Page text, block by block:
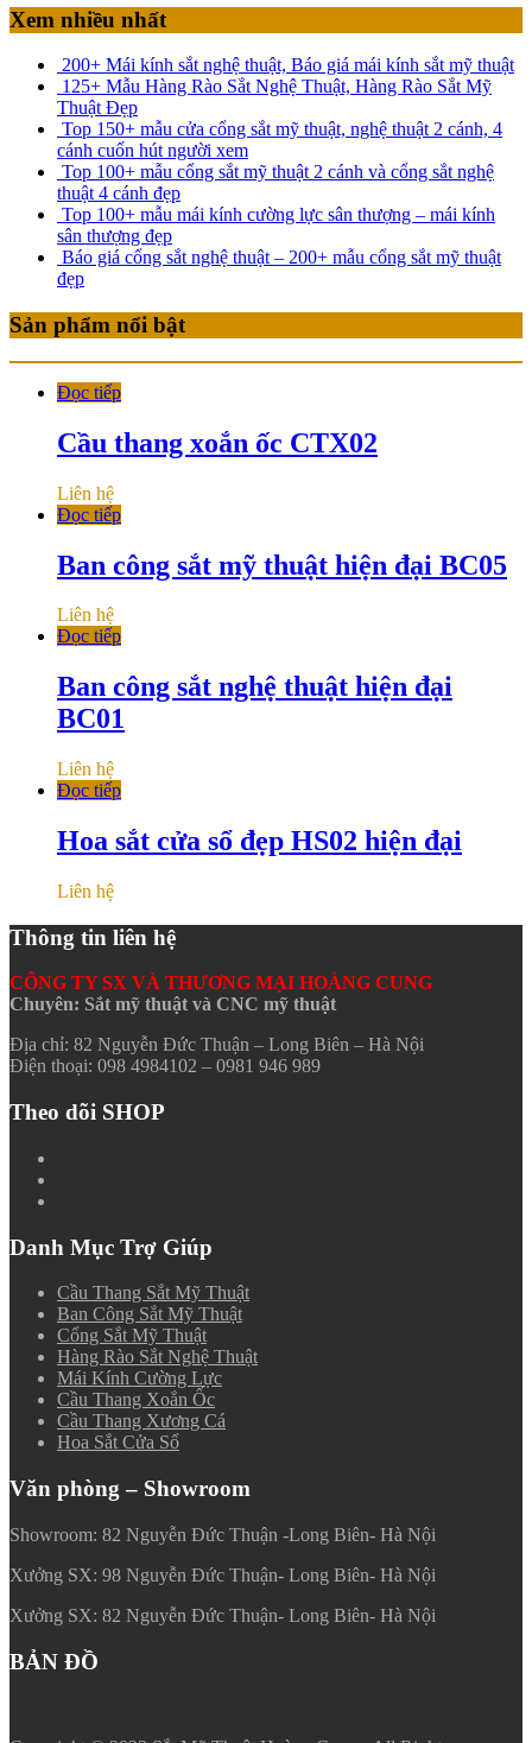
Xem nhiều nhất
200+ Mái kính sắt nghệ thuật, Báo giá mái kính sắt mỹ thuật
125+ Mẫu Hàng Rào Sắt Nghệ Thuật, Hàng Rào Sắt Mỹ
Thuật Đẹp
Top 150+ mẫu cửa cổng sắt mỹ thuật, nghệ thuật 2 cánh, 4
cánh cuốn hút người xem
Top 100+ mẫu cổng sắt mỹ thuật 2 cánh và cổng sắt nghệ
thuật 4 cánh đẹp
Top 100+ mẫu mái kính cường lực sân thượng – mái kính
sân thượng đẹp
Báo giá cổng sắt nghệ thuật – 200+ mẫu cổng sắt mỹ thuật
đẹp
Sản phẩm nổi bật
Đọc tiếp
Cầu thang xoắn ốc CTX02
Liên hệ
Đọc tiếp
Ban công sắt mỹ thuật hiện đại BC05
Liên hệ
Đọc tiếp
Ban công sắt nghệ thuật hiện đại
BC01
Liên hệ
Đọc tiếp
Hoa sắt cửa sổ đẹp HS02 hiện đại
Liên hệ
Thông tin liên hệ
CÔNG TY SX VÀ THƯƠNG MẠI HOÀNG CUNG
Chuyên: Sắt mỹ thuật và CNC mỹ thuật
Địa chỉ: 82 Nguyễn Đức Thuận – Long Biên – Hà Nội
Điện thoại: 098 4984102 – 0981 946 989
Theo dõi SHOP
Danh Mục Trợ Giúp
Cầu Thang Sắt Mỹ Thuật
Ban Công Sắt Mỹ Thuật
Cổng Sắt Mỹ Thuật
Hàng Rào Sắt Nghệ Thuật
Mái Kính Cường Lực
Cầu Thang Xoắn Ốc
Cầu Thang Xương Cá
Hoa Sắt Cửa Sổ
Văn phòng – Showroom
Showroom: 82 Nguyễn Đức Thuận -Long Biên- Hà Nội
Xưởng SX: 98 Nguyễn Đức Thuận- Long Biên- Hà Nội
Xưởng SX: 82 Nguyễn Đức Thuận- Long Biên- Hà Nội
BẢN ĐỒ